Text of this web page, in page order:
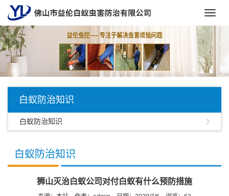
白蚁防治知识
白蚁防治知识
白蚁防治知识
狮山灭治白蚁公司对付白蚁有什么预防措施